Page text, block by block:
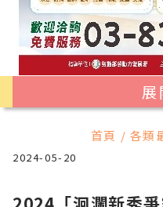
展
首頁 / 各類
2024-05-20